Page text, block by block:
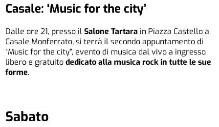
Casale: ‘Music for the city’
Dalle ore 21, presso ilSalone Tartara in Piazza Castello a
Casale Monferrato, si terrà il secondo appuntamento di
“Music for the city”, evento di musica dal vivo a ingresso
libero e gratuitodedicato alla musica rock in tutte le sue
forme.
Sabato